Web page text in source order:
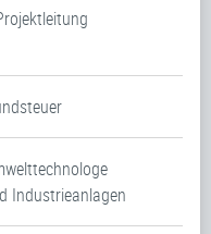
Industrieanlagen